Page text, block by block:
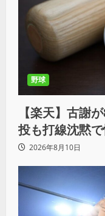
野球
【楽天】古謝
投も打線沈黙
では同情の声
2026年8月10日